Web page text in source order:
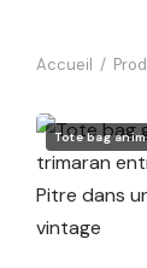
Accueil /
Tote bag
Saint-
11,90€
Ajouter